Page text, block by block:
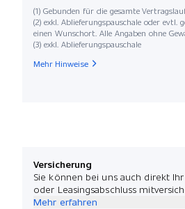
(1) Gebunden für die gesamte
(2) exkl. Ablieferungspauschale oder evtl.
einen Wunschort. Alle Angaben ohne
(3) exkl. Ablieferungspauschale
Mehr Hinweise
Versicherung
Sie können bei uns auch direkt
oder Leasingsabschluss
Mehr erfahren